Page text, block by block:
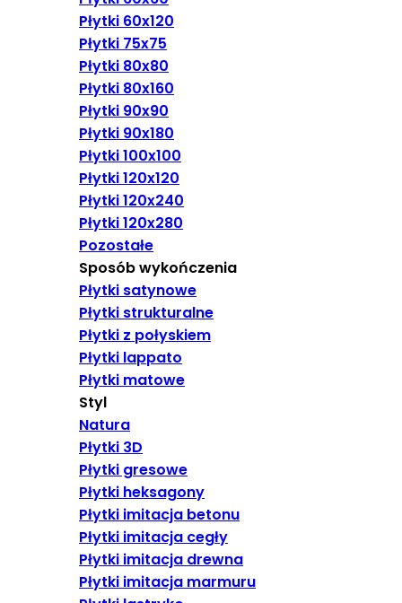
Płytki 60x120
Płytki 75x75
Płytki 80x80
Płytki 80x160
Płytki 90x90
Płytki 90x180
Płytki 100x100
Płytki 120x120
Płytki 120x240
Płytki 120x280
Pozostałe
Sposób wykończenia
Płytki satynowe
Płytki strukturalne
Płytki z połyskiem
Płytki lappato
Płytki matowe
Styl
Natura
Płytki 3D
Płytki gresowe
Płytki heksagony
Płytki imitacja betonu
Płytki imitacja cegły
Płytki imitacja drewna
Płytki imitacja marmuru